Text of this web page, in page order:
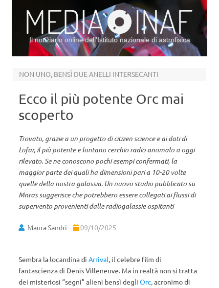
Il notiziario online dell’Istituto nazionale di astrofisica
NON UNO, BENSÌ DUE ANELLI INTERSECANTI
Ecco il più potente Orc mai
scoperto
Trovato, grazie a un progetto di citizen science e ai dati di
Lofar, il più potente e lontano cerchio radio anomalo a oggi
rilevato. Se ne conoscono pochi esempi confermati, la
maggior parte dei quali ha dimensioni pari a 10-20 volte
quelle della nostra galassia. Un nuovo studio pubblicato su
Mnras suggerisce che potrebbero essere collegati ai flussi di
supervento provenienti dalle radiogalassie ospitanti
Maura Sandri 09/10/2025
Sembra la locandina di Arrival, il celebre film di
fantascienza di Denis Villeneuve. Ma in realtà non si tratta
dei misteriosi “segni” alieni bensì degli Orc, acronimo di